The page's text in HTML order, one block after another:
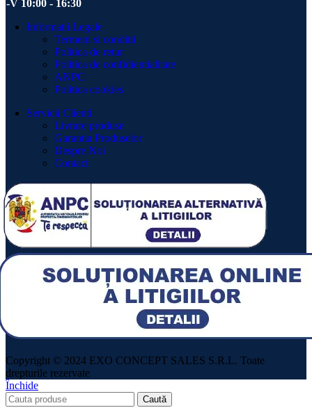
V 10:00 - 16:30
Informatii Legale
Termeni si conditii
Politica de retur
Politica de confidientialitate
ANPC
Politica cookies
Servicii Clienti
Livrare produse
Garantia Produselor
Despre Noi
Contact
Copyright © 2024 EXO CONCEPT SALES S.R.L. Toate
drepturile rezervate
Închide
Caută